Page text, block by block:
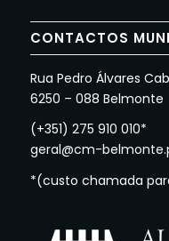
CONTACTOS
Rua Pedro Álvares
6250 – 088 Belmonte
(+351) 275 910 010*
geral@cm-
*(custo chamada